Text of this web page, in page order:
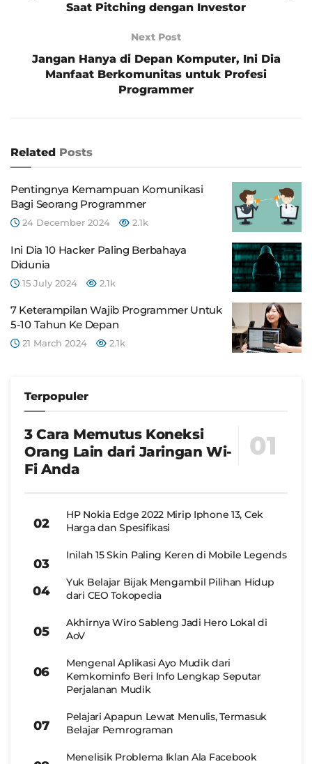
Saat Pitching dengan Investor
Next Post
Jangan Hanya di Depan Komputer, Ini Dia
Manfaat Berkomunitas untuk Profesi
Programmer
Related Posts
Pentingnya Kemampuan Komunikasi
Bagi Seorang Programmer
24 December 2024 2.1k
Ini Dia 10 Hacker Paling Berbahaya
Didunia
15 July 2024 2.1k
7 Keterampilan Wajib Programmer Untuk
5-10 Tahun Ke Depan
21 March 2024 2.1k
Terpopuler
3 Cara Memutus Koneksi
Orang Lain dari Jaringan Wi-
Fi Anda
HP Nokia Edge 2022 Mirip Iphone 13, Cek
Harga dan Spesifikasi
Inilah 15 Skin Paling Keren di Mobile Legends
Yuk Belajar Bijak Mengambil Pilihan Hidup
dari CEO Tokopedia
Akhirnya Wiro Sableng Jadi Hero Lokal di
AoV
Mengenal Aplikasi Ayo Mudik dari
Kemkominfo Beri Info Lengkap Seputar
Perjalanan Mudik
Pelajari Apapun Lewat Menulis, Termasuk
Belajar Pemrograman
Menelisik Problema Iklan Ala Facebook